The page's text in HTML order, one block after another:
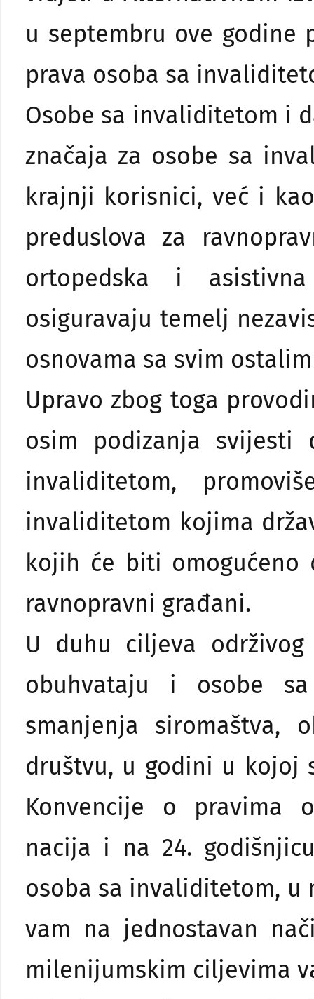
u septembru ove godine
prava osoba sa
Osobe sa invaliditetom i
značaja za osobe sa
krajnji korisnici, već i
preduslova za
ortopedska i
osiguravaju temelj
osnovama sa svim
Upravo zbog toga
osim podizanja svijesti
invaliditetom,
invaliditetom kojima
kojih će biti omogućeno
ravnopravni građani.
U duhu ciljeva
obuhvataju i osobe
smanjenja siromaštva,
društvu, u godini u kojoj
Konvencije o pravima
nacija i na 24.
osoba sa invaliditetom, u
vam na jednostavan
milenijumskim ciljevima